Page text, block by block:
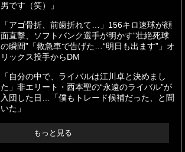
男です（笑）」
「アゴ骨折、前歯折れて…」156キロ速球が顔
面直撃、ソフトバンク選手が明かす“壮絶死球
の瞬間”「救急車で告げた…“明日も出ます”」オ
リックス投手からDM
「自分の中で、ライバルは江川卓と決めまし
た」非エリート・西本聖の“永遠のライバル”が
入団した日…「僕もトレード候補だった、と聞
いた」
もっと見る